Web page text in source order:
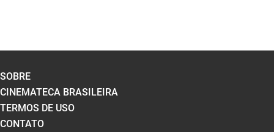
SOBRE
CINEMATECA BRASILEIRA
TERMOS DE USO
CONTATO